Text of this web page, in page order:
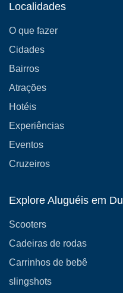
Localidades
O que fazer
Cidades
Bairros
Atrações
Hotéis
Experiências
Eventos
Cruzeiros
Explore Aluguéis em
Scooters
Cadeiras de rodas
Carrinhos de bebê
slingshots